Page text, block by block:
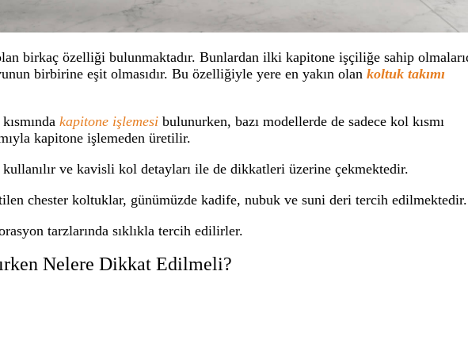
birkaç özelliği bulunmaktadır. Bunlardan ilki kapitone işçiliğe sahip
birbirine eşit olmasıdır. Bu özelliğiyle yere en yakın olan koltuk takımı
kapitone işlemesi bulunurken, bazı modellerde de sadece kol kısmı
kapitone işlemeden üretilir.
ve kavisli kol detayları ile de dikkatleri üzerine çekmektedir.
chester koltuklar, günümüzde kadife, nubuk ve suni deri tercih edilmektedir.
tarzlarında sıklıkla tercih edilirler.
Nelere Dikkat Edilmeli?